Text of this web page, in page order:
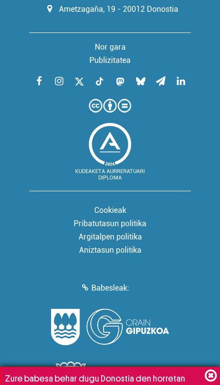
Ametzagaña, 19 - 20012 Donostia
Nor gara
Publizitatea
KUDEAKETA AURRERATUARI
DIPLOMA
Cookieak
Pribatutasun politika
Argitalpen politika
Aniztasun politika
Babesleak:
Zure babesa behar dugu Donostia den horretan